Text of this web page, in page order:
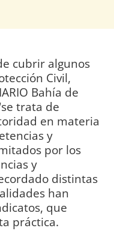
cubrir algunos
Civil,
Bahía de
trata de
en materia
y
por los
y
distintas
han
que
práctica.